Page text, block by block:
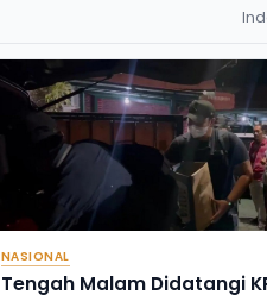
NASIONAL
Tengah Malam Didatangi